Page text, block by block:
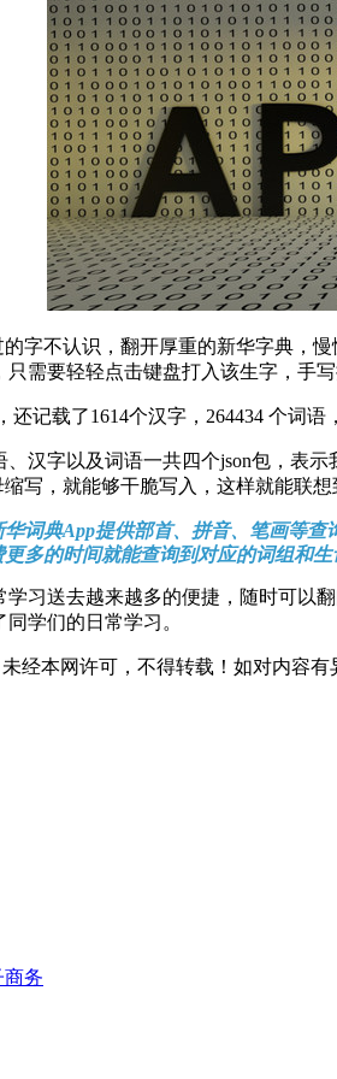
不认识，翻开厚重的新华字典，慢
需要轻轻点击键盘打入该生字，手
载了1614个汉字，264434 个词语
字以及词语一共四个json包，表示
写，就能够干脆写入，这样就能联
华词典App提供部首、拼音、笔画等
多的时间就能查询到对应的词组和生
送去越来越多的便捷，随时可以
学们的日常学习。
经本网许可，不得转载！如对内容有
商务